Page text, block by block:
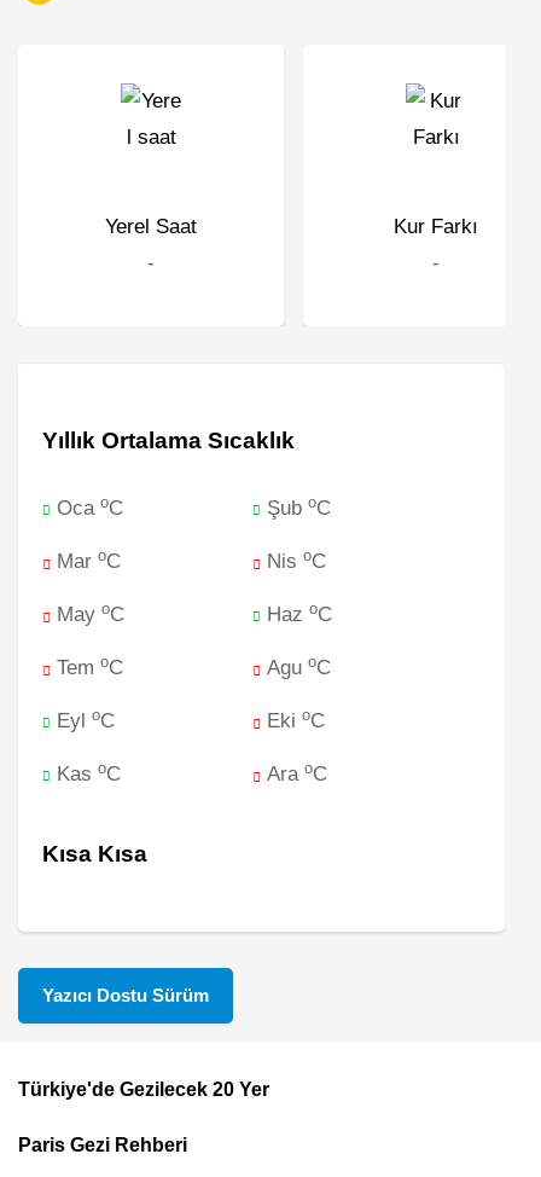
Yerel Saat
-
Kur Farkı
-
Yıllık Ortalama Sıcaklık
Oca oC ŞuboC
Mar oC NisoC
May oC HazoC
Tem oC AguoC
Eyl oC EkioC
Kas oC AraoC
Kısa Kısa
Yazıcı Dostu Sürüm
Footer
Top
Türkiye'de Gezilecek 20 Yer
Paris Gezi Rehberi